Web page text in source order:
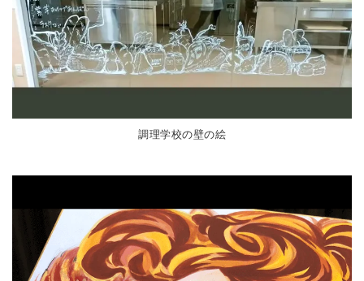
調理学校の壁の絵